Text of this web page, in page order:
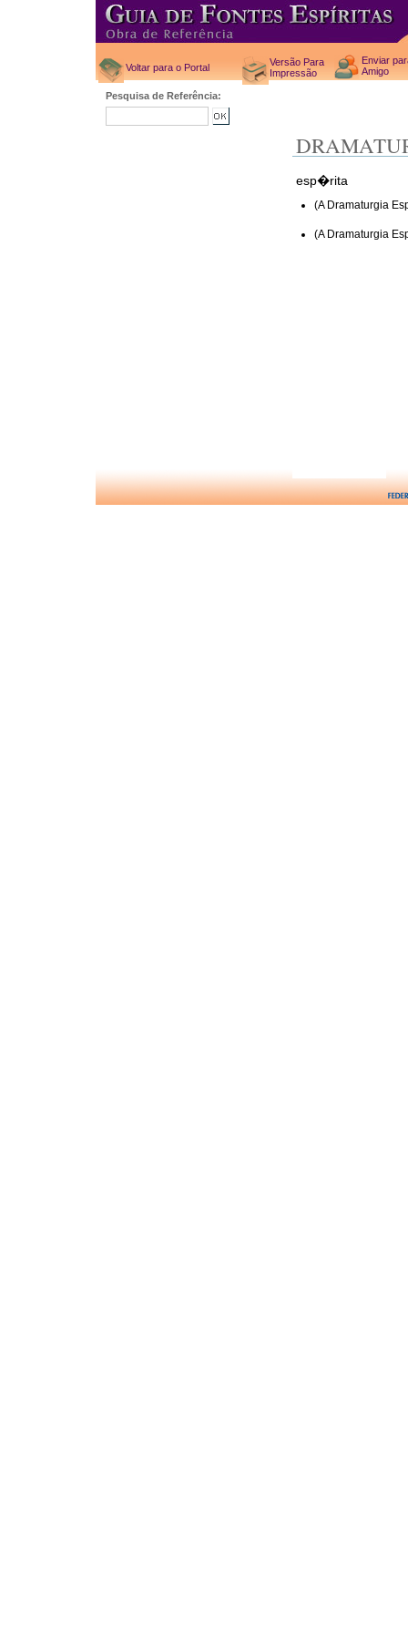
Voltar para o Portal
Versão Para
Impressão
Enviar
Amigo
Pesquisa de Referência:
esp�rita
(A Dramaturgia
(A Dramaturgia